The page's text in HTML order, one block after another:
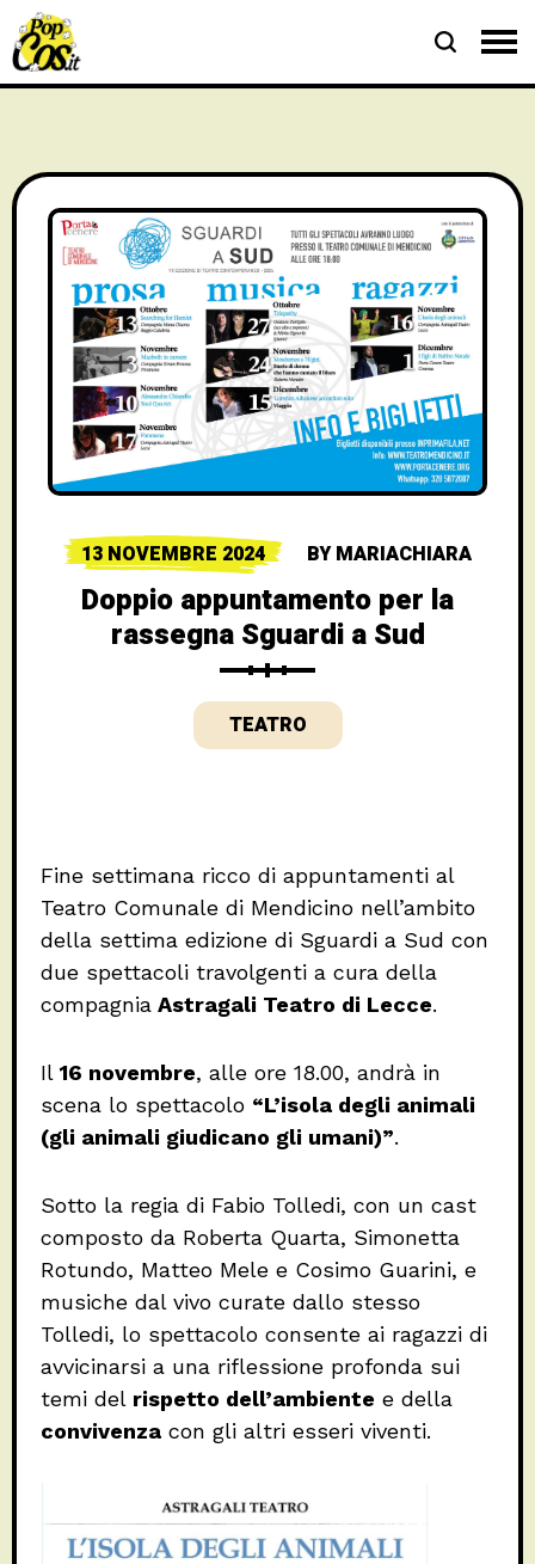
13 NOVEMBRE 2024 BYMARIACHIARA
Doppio appuntamento per la
rassegna Sguardi a Sud
TEATRO
Fine settimana ricco di appuntamenti al
Teatro Comunale di Mendicino nell’ambito
della settima edizione di Sguardi a Sud con
due spettacoli travolgenti a cura della
compagnia Astragali Teatro di Lecce.
Il 16 novembre, alle ore 18.00, andrà in
scena lo spettacolo “L’isola degli animali
(gli animali giudicano gli umani)”.
Sotto la regia di Fabio Tolledi, con un cast
composto da Roberta Quarta, Simonetta
Rotundo, Matteo Mele e Cosimo Guarini, e
musiche dal vivo curate dallo stesso
Tolledi, lo spettacolo consente ai ragazzi di
avvicinarsi a una riflessione profonda sui
temi del rispetto dell’ambiente e della
convivenza con gli altri esseri viventi.